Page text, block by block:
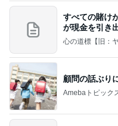
すべての賭け
が現金を引き
心の道標【旧：
顧問の話ぶり
Amebaトピック